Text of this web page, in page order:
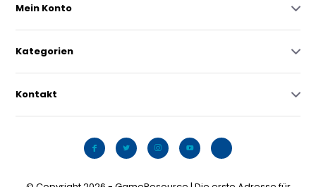
Mein Konto
Kategorien
Kontakt